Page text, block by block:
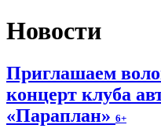
Новости
Приглашаем
концерт клуба
«Параплан» 6+